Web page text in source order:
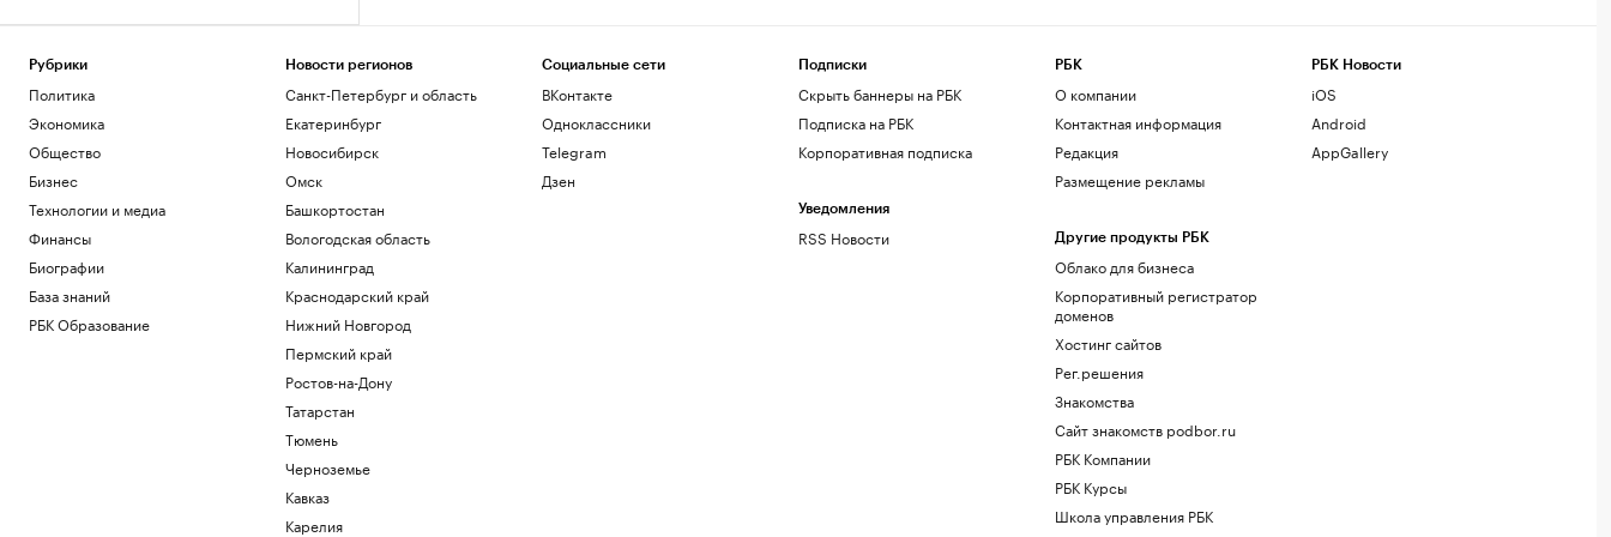
Рубрики
Политика
Экономика
Общество
Бизнес
Технологии и медиа
Финансы
Биографии
База знаний
РБК Образование
Новости регионов
Санкт-Петербург и область
Екатеринбург
Новосибирск
Омск
Башкортостан
Вологодская область
Калининград
Краснодарский край
Нижний Новгород
Пермский край
Ростов-на-Дону
Татарстан
Тюмень
Черноземье
Кавказ
Карелия
Социальные сети
ВКонтакте
Одноклассники
Telegram
Дзен
Подписки
Скрыть баннеры на РБК
Подписка на РБК
Корпоративная подписка
Уведомления
RSS Новости
РБК
О компании
Контактная информация
Редакция
Размещение рекламы
Другие продукты РБК
Облако для бизнеса
Корпоративный регистратор
доменов
Хостинг сайтов
Рег.решения
Знакомства
Сайт знакомств podbor.ru
РБК Компании
РБК Курсы
Школа управления РБК
РБК Новости
iOS
Android
AppGallery